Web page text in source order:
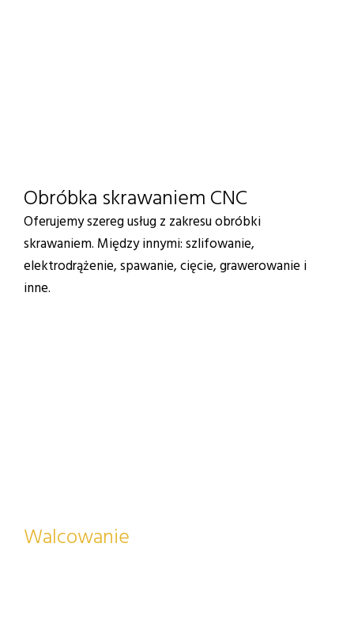
Obróbka skrawaniem CNC
Oferujemy szereg usług z zakresu obróbki
skrawaniem. Między innymi: szlifowanie,
elektrodrążenie, spawanie, cięcie, grawerowanie i
inne.
Walcowanie